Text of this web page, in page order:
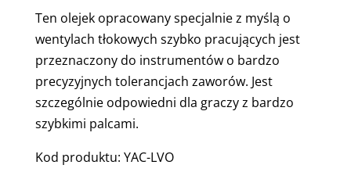
Ten olejek opracowany specjalnie z myślą o
wentylach tłokowych szybko pracujących jest
przeznaczony do instrumentów o bardzo
precyzyjnych tolerancjach zaworów. Jest
szczególnie odpowiedni dla graczy z bardzo
szybkimi palcami.
Kod produktu: YAC-LVO